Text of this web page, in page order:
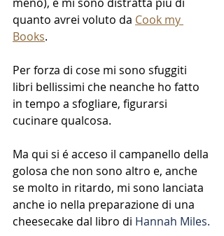
quanto avrei voluto da Cook my
Books.
Per forza di cose mi sono sfuggiti
libri bellissimi che neanche ho fatto
in tempo a sfogliare, figurarsi
cucinare qualcosa.
Ma qui si é acceso il campanello della
golosa che non sono altro e, anche
se molto in ritardo, mi sono lanciata
anche io nella preparazione di una
cheesecake dal libro di Hannah Miles.